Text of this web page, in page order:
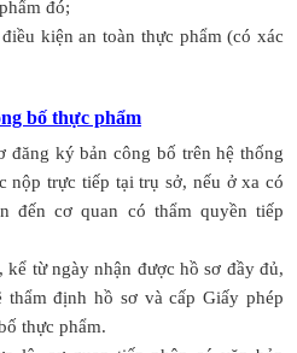
đó;
kiện an toàn thực phẩm (có xác
bố thực phẩm
đăng ký bản công bố trên hệ thống
nộp trực tiếp tại trụ sở, nếu ở xa có
đến cơ quan có thẩm quyền tiếp
từ ngày nhận được hồ sơ đầy đủ,
thẩm định hồ sơ và cấp Giấy phép
thực phẩm.